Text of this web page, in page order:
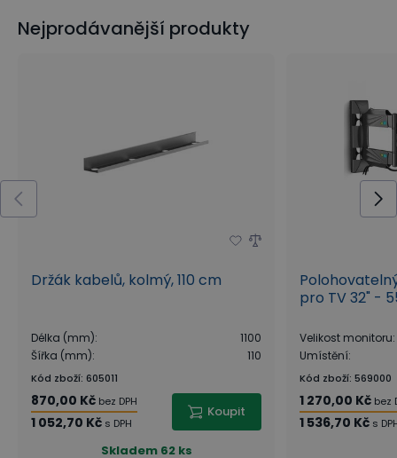
Nejprodávanější produkty
Držák kabelů, kolmý, 110 cm
Délka (mm):
1100
Šířka (mm): 110
Kód zboží: 605011
870,00 Kč bez DPH
1 052,70 Kč s DPH
Koupit
Skladem 62 ks
pro TV 32" -
Velikost monitoru:
Umístění:
Kód zboží: 569000
1 270,00 Kč bez
1 536,70 Kč s